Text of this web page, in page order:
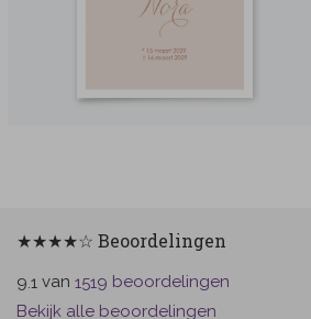
★★★★☆ Beoordelingen
9.1 van 1519 beoordelingen
Bekijk alle beoordelingen